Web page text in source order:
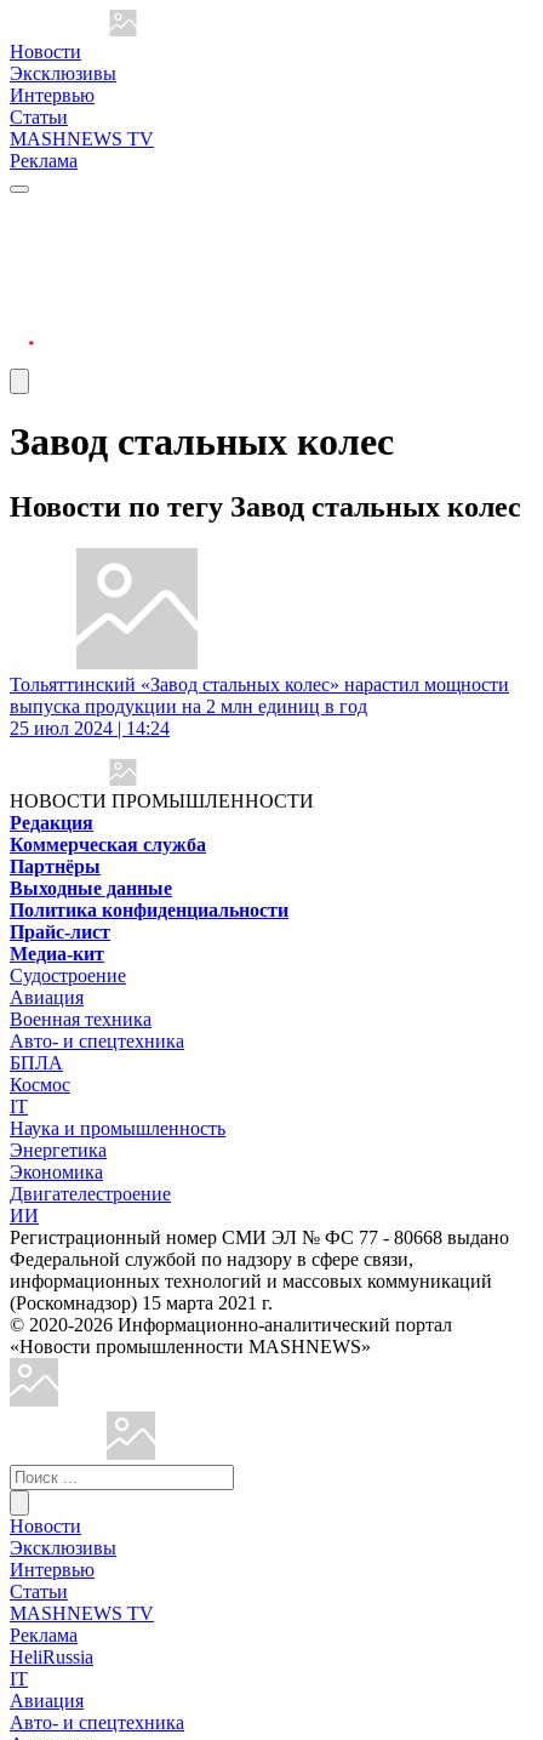
Новости
Эксклюзивы
Интервью
Статьи
MASHNEWS TV
Реклама
Завод стальных колес
Новости по тегу Завод стальных колес
Тольяттинский «Завод стальных колес» нарастил мощности
выпуска продукции на 2 млн единиц в год
25 июл 2024 | 14:24
НОВОСТИ ПРОМЫШЛЕННОСТИ
Редакция
Коммерческая служба
Партнёры
Выходные данные
Политика конфиденциальности
Прайс-лист
Медиа-кит
Судостроение
Авиация
Военная техника
Авто- и спецтехника
БПЛА
Космос
IT
Наука и промышленность
Энергетика
Экономика
Двигателестроение
ИИ
Регистрационный номер СМИ ЭЛ № ФС 77 - 80668 выдано
Федеральной службой по надзору в сфере связи,
информационных технологий и массовых коммуникаций
(Роскомнадзор) 15 марта 2021 г.
© 2020-2026 Информационно-аналитический портал
«Новости промышленности MASHNEWS»
Новости
Эксклюзивы
Интервью
Статьи
MASHNEWS TV
Реклама
HeliRussia
IT
Авиация
Авто- и спецтехника